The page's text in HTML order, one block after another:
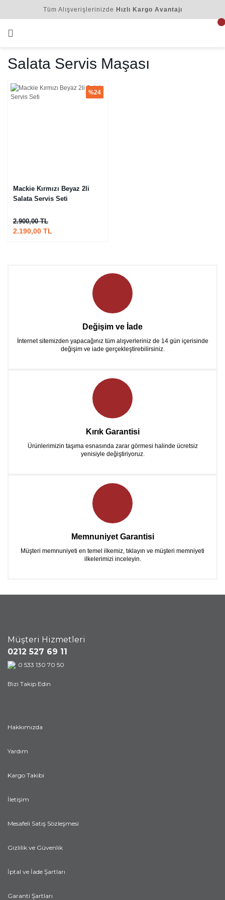
Tüm Alışverişlerinizde Hızlı Kargo Avantajı
Salata Servis Maşası
%24
Mackie Kırmızı Beyaz 2li
Salata Servis Seti
2.900,00 TL
2.190,00 TL
Değişim ve İade
İnternet sitemizden yapacağınız tüm alışverleriniz de 14 gün içerisinde
değişim ve iade gerçekleştirebilirsiniz.
Kırık Garantisi
Ürünlerimizin taşıma esnasında zarar görmesi halinde ücretsiz
yenisiyle değiştiriyoruz.
Memnuniyet Garantisi
Müşteri memnuniyeti en temel ilkemiz, tıklayın ve müşteri memniyeti
ilkelerimizi inceleyin.
Müşteri Hizmetleri
0212 527 69 11
0 533 130 70 50
Bizi Takip Edin
Hakkımızda
Yardım
Kargo Takibi
İletişim
Mesafeli Satış Sözleşmesi
Gizlilik ve Güvenlik
İptal ve İade Şartları
Garanti Şartları